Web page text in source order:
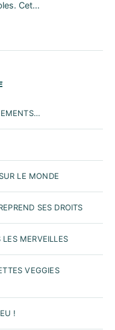
Cet…
LE MONDE
SES DROITS
MERVEILLES
VEGGIES
!